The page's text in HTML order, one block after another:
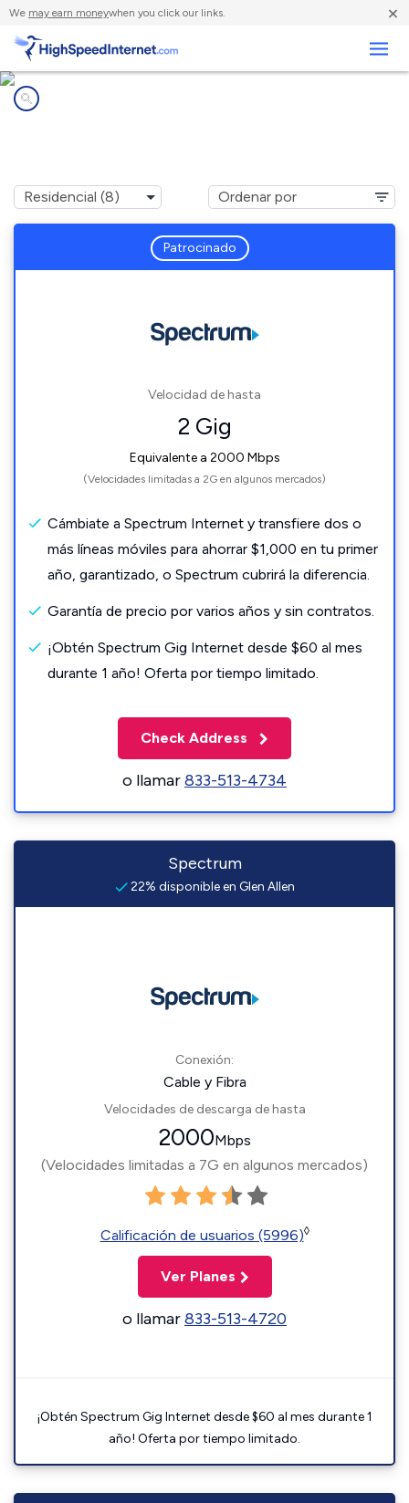
We may earn moneywhen you click our links. ×
Patrocinado
Velocidad de hasta
2 Gig
Equivalente a 2000 Mbps
(Velocidades limitadas a 2G en algunos mercados)
Cámbiate a Spectrum Internet y transfiere dos o
más líneas móviles para ahorrar $1,000 en tu primer
año, garantizado, o Spectrum cubrirá la diferencia.
Garantía de precio por varios años y sin contratos.
¡Obtén Spectrum Gig Internet desde $60 al mes
durante 1 año! Oferta por tiempo limitado.
Check Address
o llamar833-513-4734
Spectrum
22% disponible en Glen Allen
Conexión:
Cable y Fibra
Velocidades de descarga de hasta
2000Mbps
(Velocidades limitadas a 7G en algunos mercados)
Calificación de usuarios (5996)◊
Ver Planes
o llamar833-513-4720
¡Obtén Spectrum Gig Internet desde $60 al mes durante 1
año! Oferta por tiempo limitado.